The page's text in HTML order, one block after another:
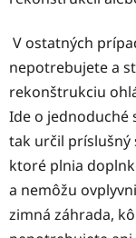
V ostatných
nepotrebujete a
rekonštrukciu
Ide o jednoduché
tak určil príslušný
ktoré plnia
a nemôžu
zimná záhrada,